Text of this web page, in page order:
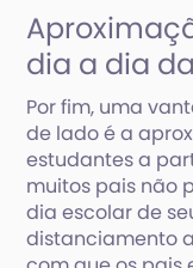
dia a dia
Por fim, uma
de lado é a
estudantes a
muitos pais não
dia escolar de
distanciamento